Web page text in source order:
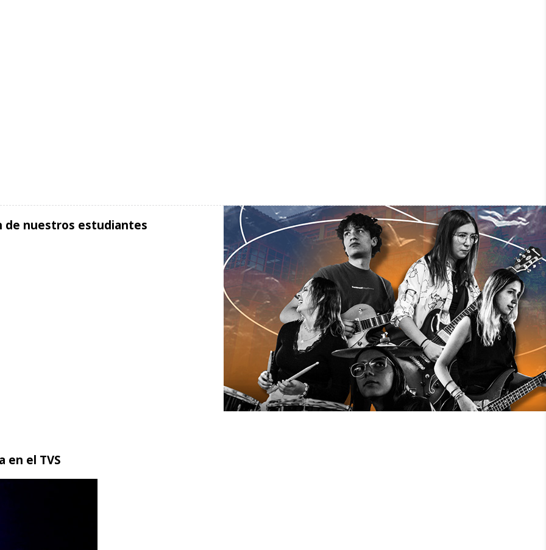
de nuestros estudiantes
en el TVS